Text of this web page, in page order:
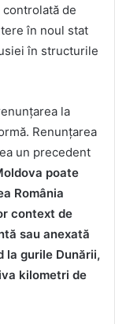
de
în noul stat
în structurile
la
Renunțarea
un precedent
poate
România
context de
sau anexată
la gurile Dunării,
kilometri de